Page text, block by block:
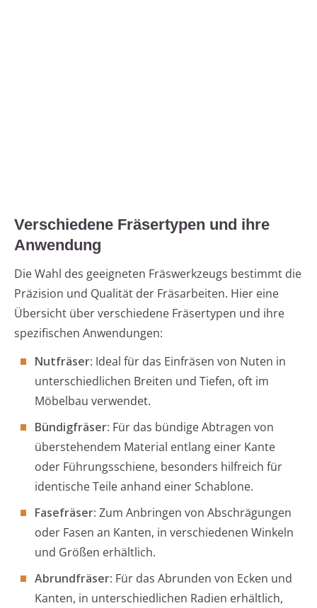
Verschiedene Fräsertypen und ihre
Anwendung
Die Wahl des geeigneten Fräswerkzeugs bestimmt die
Präzision und Qualität der Fräsarbeiten. Hier eine
Übersicht über verschiedene Fräsertypen und ihre
spezifischen Anwendungen:
Nutfräser: Ideal für das Einfräsen von Nuten in
unterschiedlichen Breiten und Tiefen, oft im
Möbelbau verwendet.
Bündigfräser: Für das bündige Abtragen von
überstehendem Material entlang einer Kante
oder Führungsschiene, besonders hilfreich für
identische Teile anhand einer Schablone.
Fasefräser: Zum Anbringen von Abschrägungen
oder Fasen an Kanten, in verschiedenen Winkeln
und Größen erhältlich.
Abrundfräser: Für das Abrunden von Ecken und
Kanten, in unterschiedlichen Radien erhältlich,